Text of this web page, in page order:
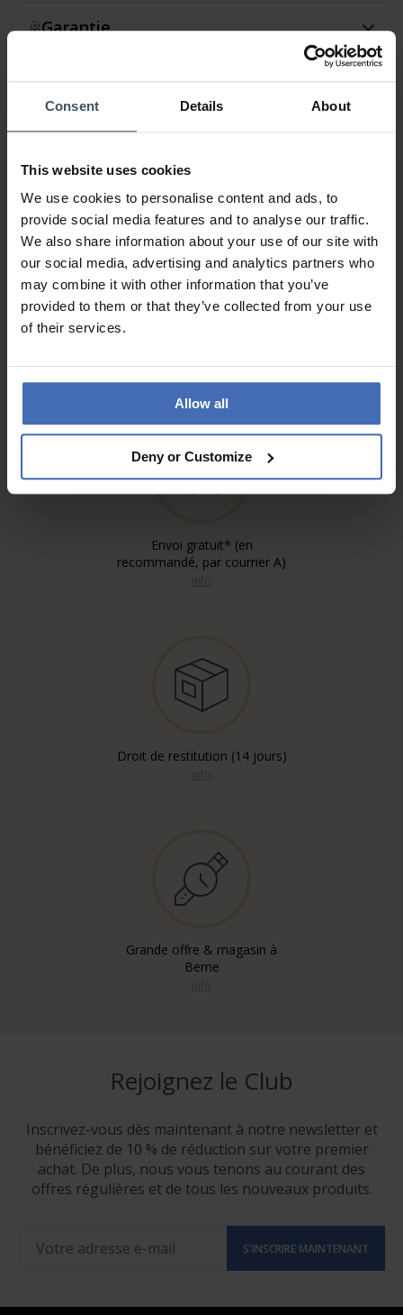
Consent Details About
This website uses cookies
We use cookies to personalise content and ads, to
provide social media features and to analyse our traffic.
We also share information about your use of our site with
our social media, advertising and analytics partners who
may combine it with other information that you’ve
provided to them or that they’ve collected from your use
of their services.
Allow all
Deny or Customize
Garantie
Sur facture et paiement
info
Envoi gratuit* (en
recommandé, par courrier A)
Droit de restitution (14 jours)
Grande offre & magasin à
Berne
Rejoignez le Club
Inscrivez-vous dès maintenant à notre newsletter et
bénéficiez de 10 % de réduction sur votre premier
achat. De plus, nous vous tenons au courant des
offres régulières et de tous les nouveaux produits.